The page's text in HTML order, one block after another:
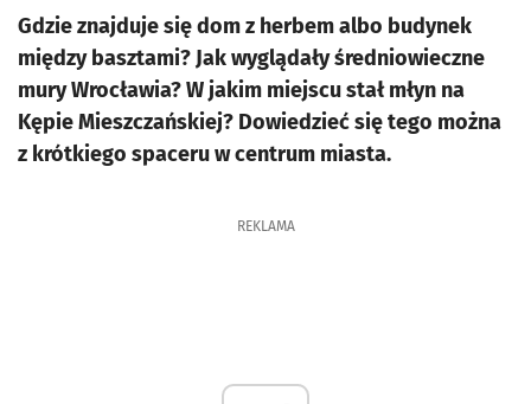
Gdzie znajduje się dom z herbem albo budynek
między basztami? Jak wyglądały średniowieczne
mury Wrocławia? W jakim miejscu stał młyn na
Kępie Mieszczańskiej? Dowiedzieć się tego można
z krótkiego spaceru w centrum miasta.
REKLAMA